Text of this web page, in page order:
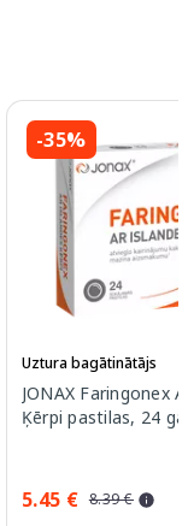
-35%
Uztura bagātinātājs
JONAX Faringonex
Ķērpi pastilas, 24
5.45 € 8.39 €